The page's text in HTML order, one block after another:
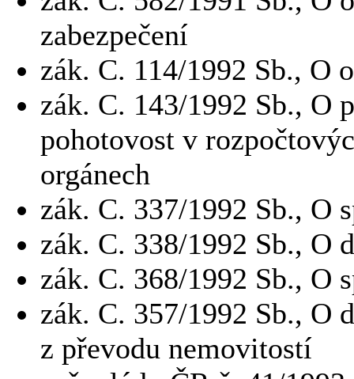
zabezpečení
zák. C. 114/1992 Sb., O
zák. C. 143/1992 Sb., O
pohotovost v
orgánech
zák. C. 337/1992 Sb., O
zák. C. 338/1992 Sb., O
zák. C. 368/1992 Sb., O
zák. C. 357/1992 Sb., O
z převodu nemovitostí